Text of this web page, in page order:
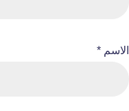
الاسم *